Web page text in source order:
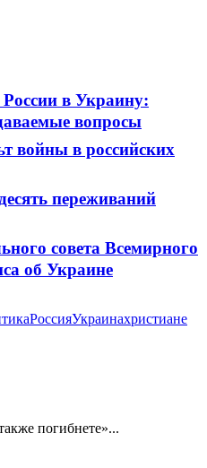
в Украину:
вопросы
войны в российских
переживаний
совета Всемирного
об Украине
РоссияУкраинахристиане
погибнете»...